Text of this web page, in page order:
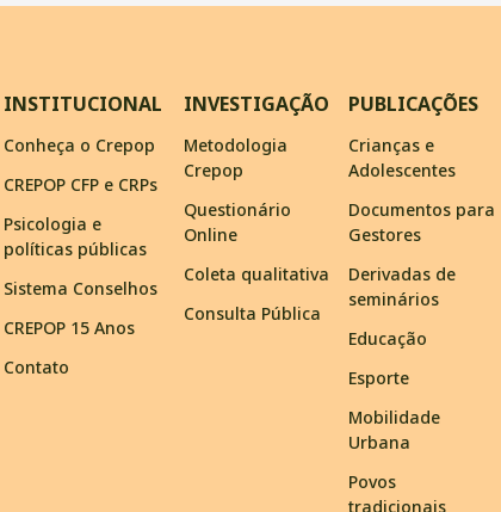
INSTITUCIONAL
Conheça o Crepop
CREPOP CFP e CRPs
Psicologia e
políticas públicas
Sistema Conselhos
CREPOP 15 Anos
Contato
INVESTIGAÇÃO
Metodologia
Crepop
Questionário
Online
Coleta qualitativa
Consulta Pública
PUBLICAÇÕES
Crianças e
Adolescentes
Documentos para
Gestores
Derivadas de
seminários
Educação
Esporte
Mobilidade
Urbana
Povos
tradicionais